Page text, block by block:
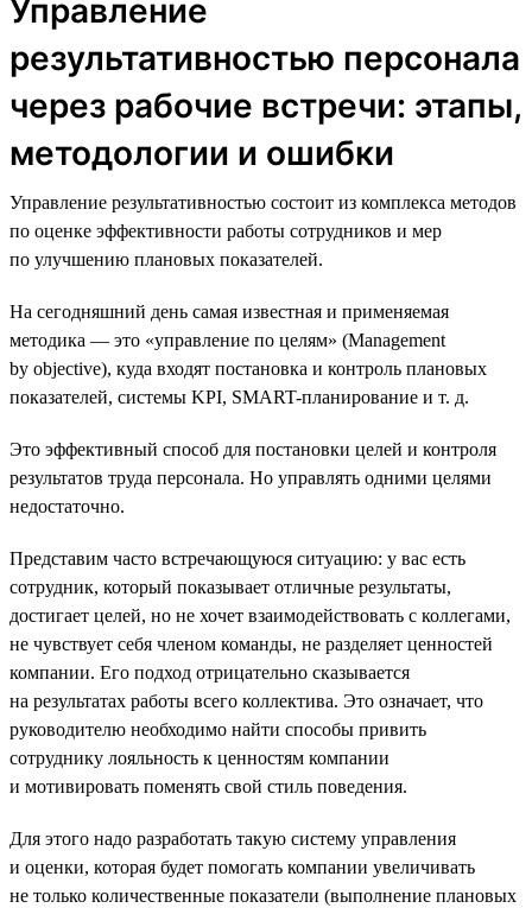
Управление
результативностью персонала
через рабочие встречи: этапы,
методологии и ошибки
Управление результативностью состоит из комплекса методов
по оценке эффективности работы сотрудников и мер
по улучшению плановых показателей.
На сегодняшний день самая известная и применяемая
методика — это «управление по целям» (Management
by objective), куда входят постановка и контроль плановых
показателей, системы KPI, SMART-планирование и т. д.
Это эффективный способ для постановки целей и контроля
результатов труда персонала. Но управлять одними целями
недостаточно.
Представим часто встречающуюся ситуацию: у вас есть
сотрудник, который показывает отличные результаты,
достигает целей, но не хочет взаимодействовать с коллегами,
не чувствует себя членом команды, не разделяет ценностей
компании. Его подход отрицательно сказывается
на результатах работы всего коллектива. Это означает, что
руководителю необходимо найти способы привить
сотруднику лояльность к ценностям компании
и мотивировать поменять свой стиль поведения.
Для этого надо разработать такую систему управления
и оценки, которая будет помогать компании увеличивать
не только количественные показатели (выполнение плановых